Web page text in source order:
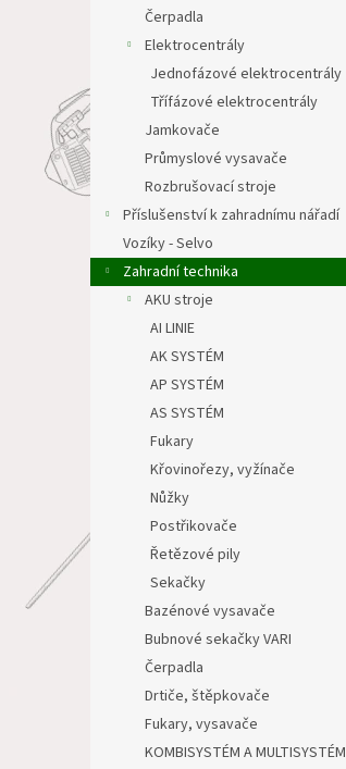
Čerpadla
Elektrocentrály
Jednofázové elektrocentrály
Třífázové elektrocentrály
Jamkovače
Průmyslové vysavače
Rozbrušovací stroje
Příslušenství k zahradnímu nářadí
Vozíky - Selvo
Zahradní technika
AKU stroje
AI LINIE
AK SYSTÉM
AP SYSTÉM
AS SYSTÉM
Fukary
Křovinořezy, vyžínače
Nůžky
Postřikovače
Řetězové pily
Sekačky
Bazénové vysavače
Bubnové sekačky VARI
Čerpadla
Drtiče, štěpkovače
Fukary, vysavače
KOMBISYSTÉM A MULTISYSTÉM